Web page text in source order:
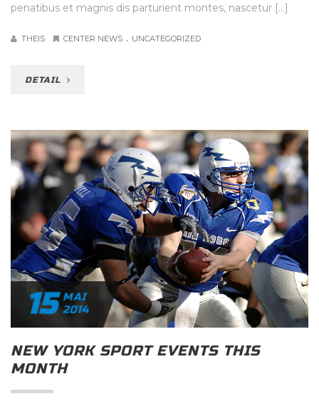
penatibus et magnis dis parturient montes, nascetur […]
THEIS CENTER NEWS . UNCATEGORIZED
DETAIL
15 MAI
2014
NEW YORK SPORT EVENTS THIS
MONTH